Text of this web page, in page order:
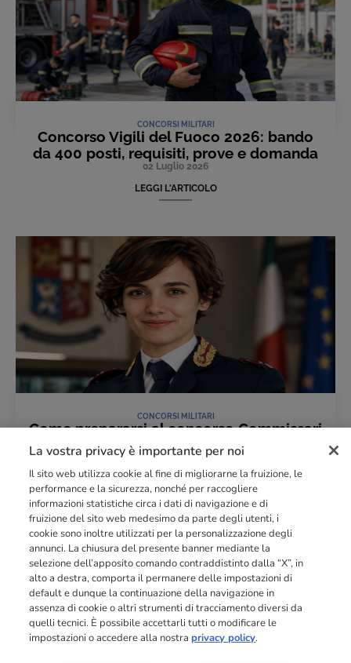
CONCORSI MILITARI
Concorso Vigili del Fuoco 2026: bando
da 400 posti, requisiti, prove e domanda
02 Luglio 2026
LEGGI L'ARTICOLO
CONCORSI MILITARI
Come prepararsi al concorso Commissari
Polizia 2026
21 Aprile 2026
LEGGI L'ARTICOLO
Punto di riferimento didimensione europeanellaformazione
professionale orientata al mercato del lavoro con più di140.000 studenti
raggiunti e formati all’anno tra Spagna, Portogallo e Italia.
03211992123
La vostra privacy è importante per noi
Il sito web utilizza cookie al fine di migliorarne la fruizione, le
performance e la sicurezza, nonché per raccogliere
informazioni statistiche circa i dati di navigazione e di
fruizione del sito web medesimo da parte degli utenti, i
cookie sono inoltre utilizzati per la personalizzazione degli
annunci. La chiusura del presente banner mediante la
selezione dell’apposito comando contraddistinto dalla “X”, in
alto a destra, comporta il permanere delle impostazioni di
default e dunque la continuazione della navigazione in
assenza di cookie o altri strumenti di tracciamento diversi da
quelli tecnici. È possibile accettarli tutti o modificare le
impostazioni o accedere alla nostraprivacy policy.